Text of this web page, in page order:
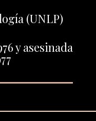
(UNLP)
y asesinada